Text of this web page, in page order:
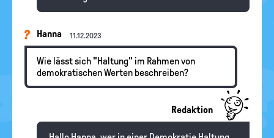
Hanna 11.12.2023
Wie lässt sich "Haltung" im Rahmen von
demokratischen Werten beschreiben?
Redaktion